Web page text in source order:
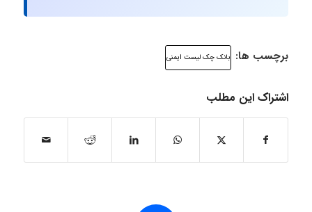
برچسب ها: بانک چک لیست ایمنی
اشتراک این مطلب